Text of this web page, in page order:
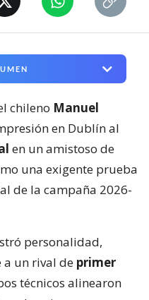
chileno Manuel
en Dublín al
en un amistoso de
una exigente prueba
de la campaña 2026-
personalidad,
a un rival de primer
técnicos alinearon